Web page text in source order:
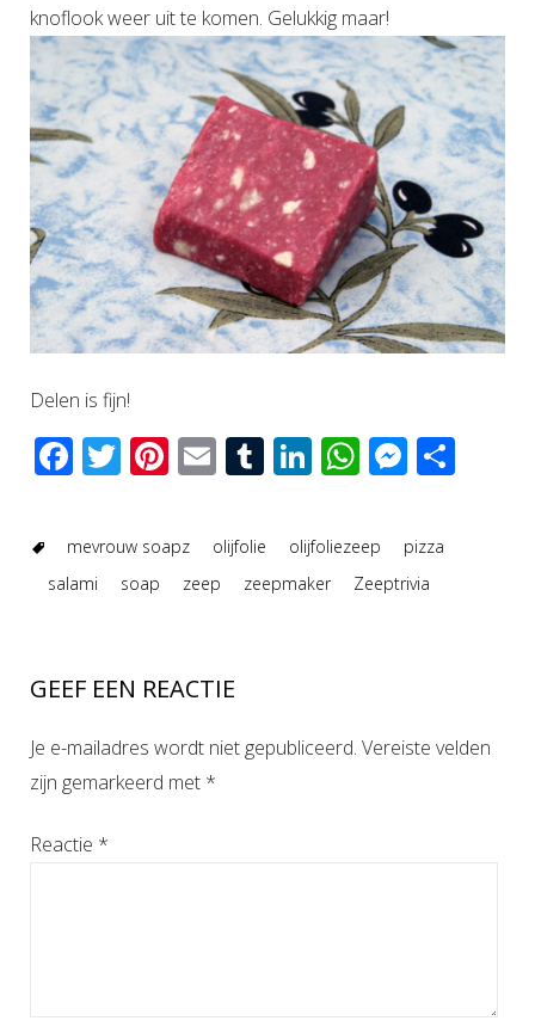
knoflook weer uit te komen. Gelukkig maar!
Delen is fijn!
Facebook
Twitter
Pinterest
EmailTumblr
LinkedIn
mevrouw soapz olijfolie olijfoliezeep
pizza
salami
soap zeep zeepmaker Zeeptrivia
GEEF EEN REACTIE
Je e-mailadres wordt niet gepubliceerd. Vereiste velden
zijn gemarkeerd met *
Reactie *